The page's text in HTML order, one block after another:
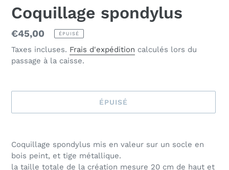
Coquillage spondylus
Prix
normal
€45,00 ÉPUISÉ
Taxes incluses. Frais d'expédition calculés lors du
passage à la caisse.
ÉPUISÉ
d'un
produit
à
Coquillage spondylus mis en valeur sur un socle en
bois peint, et tige métallique.
la taille totale de la création mesure 20 cm de haut et